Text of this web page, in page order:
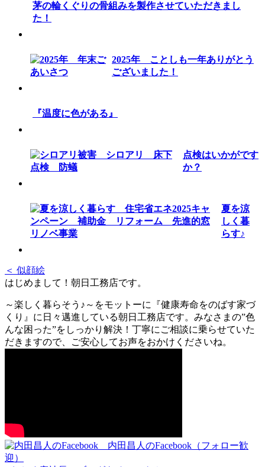
茅の輪くぐりの骨組みを製作させていただきまし
た！
2025年 ことしも一年ありがとう
ございました！
『温度に色がある』
点検はいかがです
か？
夏を涼
しく暮
らす♪
＜ 似顔絵
はじめまして！朝日工務店です。
～楽しく暮らそう♪～をモットーに『健康寿命をのばす家づ
くり』に日々邁進している朝日工務店です。みなさまの”色
んな困った”をしっかり解決！丁寧にご相談に乗らせていた
だきますので、ご安心してお声をおかけくださいね。
内田昌人のFacebook（フォロー歓
迎）